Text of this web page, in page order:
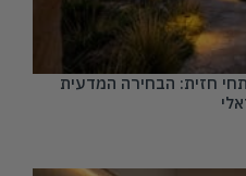
חזית: הבחירה המדעית